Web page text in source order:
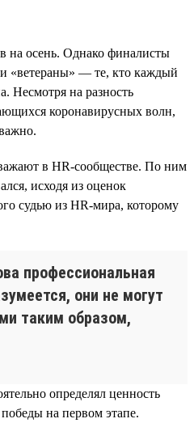
на осень. Однако финалисты
«ветераны» — те, кто каждый
Несмотря на разность
коронавирусных волн,
в HR-сообществе. По ним
исходя из оценок
судью из HR-мира, которому
профессиональная
они не могут
таким образом,
определял ценность
на первом этапе.